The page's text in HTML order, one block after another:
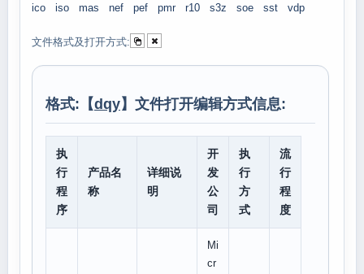
ico
iso mas nef pef pmr r10 s3z soe sst vdp
文件格式及打开方式:
格式:【dqy】文件打开编辑方式信息:
执
行
程
序
产品名
称
详细说
明
开
发
公
司
执
行
方
式
流
行
程
度
Mi
cr